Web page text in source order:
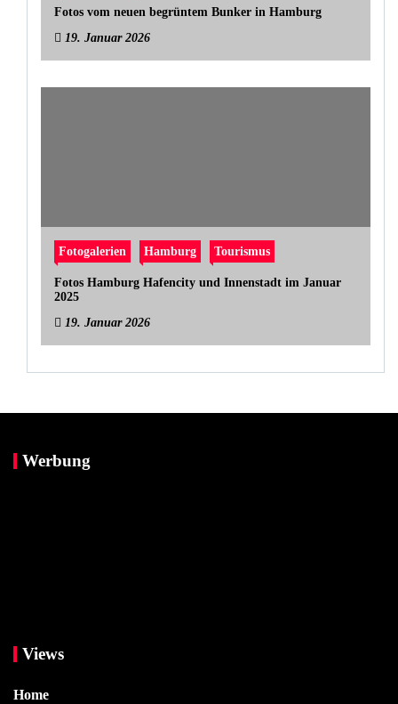
Fotos vom neuen begrüntem Bunker in Hamburg
19. Januar 2026
Fotogalerien Hamburg Tourismus
Fotos Hamburg Hafencity und Innenstadt im Januar
2025
19. Januar 2026
Werbung
Views
Home